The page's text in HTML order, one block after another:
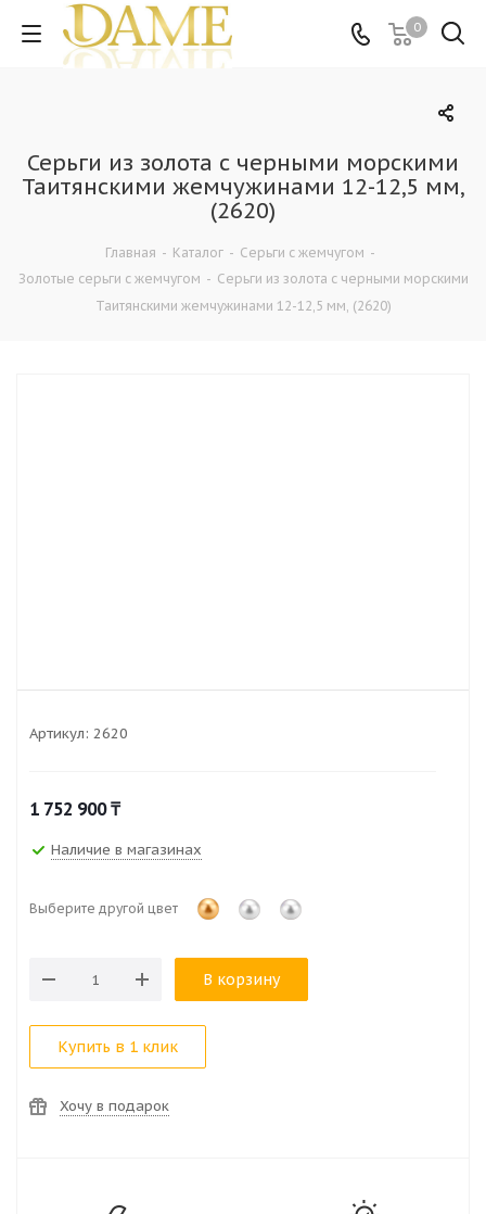
0
Серьги из золота с черными морскими
Таитянскими жемчужинами 12-12,5 мм,
(2620)
Главная - Каталог - Серьги с жемчугом -
Золотые серьги с жемчугом - Серьги из золота с черными морскими
Таитянскими жемчужинами 12-12,5 мм, (2620)
Артикул: 2620
1 752 900₸
Наличие в магазинах
Выберите другой цвет
В корзину
Купить в 1 клик
Хочу в подарок